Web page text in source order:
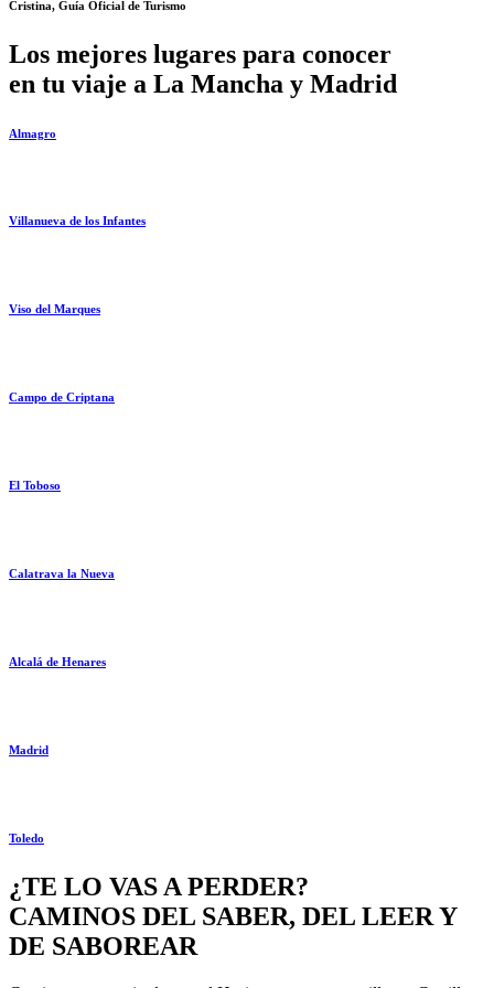
Cristina, Guía Oficial de Turismo
Los mejores lugares para conocer
en tu viaje a La Mancha y Madrid
Almagro
Villanueva de los Infantes
Viso del Marques
Campo de Criptana
El Toboso
Calatrava la Nueva
Alcalá de Henares
Madrid
Toledo
¿TE LO VAS A PERDER?
CAMINOS DEL SABER, DEL LEER Y
DE SABOREAR